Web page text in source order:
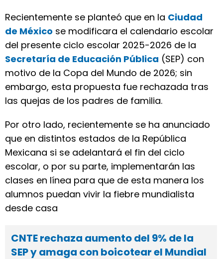
Recientemente se planteó que en la Ciudad
de México se modificara el calendario escolar
del presente ciclo escolar 2025-2026 de la
Secretaría de Educación Pública (SEP) con
motivo de la Copa del Mundo de 2026; sin
embargo, esta propuesta fue rechazada tras
las quejas de los padres de familia.
Por otro lado, recientemente se ha anunciado
que en distintos estados de la República
Mexicana si se adelantará el fin del ciclo
escolar, o por su parte, implementarán las
clases en línea para que de esta manera los
alumnos puedan vivir la fiebre mundialista
desde casa
CNTE rechaza aumento del 9% de la
SEP y amaga con boicotear el Mundial